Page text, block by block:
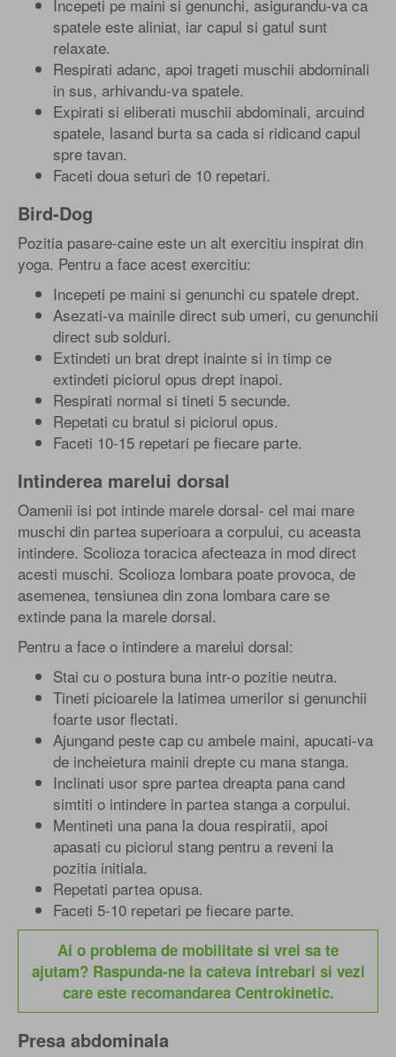
Incepeti pe maini si genunchi, asigurandu-va ca
spatele este aliniat, iar capul si gatul sunt
relaxate.
Respirati adanc, apoi trageti muschii abdominali
in sus, arhivandu-va spatele.
Expirati si eliberati muschii abdominali, arcuind
spatele, lasand burta sa cada si ridicand capul
spre tavan.
Faceti doua seturi de 10 repetari.
Bird-Dog
Pozitia pasare-caine este un alt exercitiu inspirat din
yoga. Pentru a face acest exercitiu:
Incepeti pe maini si genunchi cu spatele drept.
Asezati-va mainile direct sub umeri, cu genunchii
direct sub solduri.
Extindeti un brat drept inainte si in timp ce
extindeti piciorul opus drept inapoi.
Respirati normal si tineti 5 secunde.
Repetati cu bratul si piciorul opus.
Faceti 10-15 repetari pe fiecare parte.
Intinderea marelui dorsal
Oamenii isi pot intinde marele dorsal- cel mai mare
muschi din partea superioara a corpului, cu aceasta
intindere. Scolioza toracica afecteaza in mod direct
acesti muschi. Scolioza lombara poate provoca, de
asemenea, tensiunea din zona lombara care se
extinde pana la marele dorsal.
Pentru a face o intindere a marelui dorsal:
Stai cu o postura buna intr-o pozitie neutra.
Tineti picioarele la latimea umerilor si genunchii
foarte usor flectati.
Ajungand peste cap cu ambele maini, apucati-va
de incheietura mainii drepte cu mana stanga.
Inclinati usor spre partea dreapta pana cand
simtiti o intindere in partea stanga a corpului.
Mentineti una pana la doua respiratii, apoi
apasati cu piciorul stang pentru a reveni la
pozitia initiala.
Repetati partea opusa.
Faceti 5-10 repetari pe fiecare parte.
Ai o problema de mobilitate si vrei sa te
ajutam? Raspunda-ne la cateva intrebari si vezi
care este recomandarea Centrokinetic.
Presa abdominala